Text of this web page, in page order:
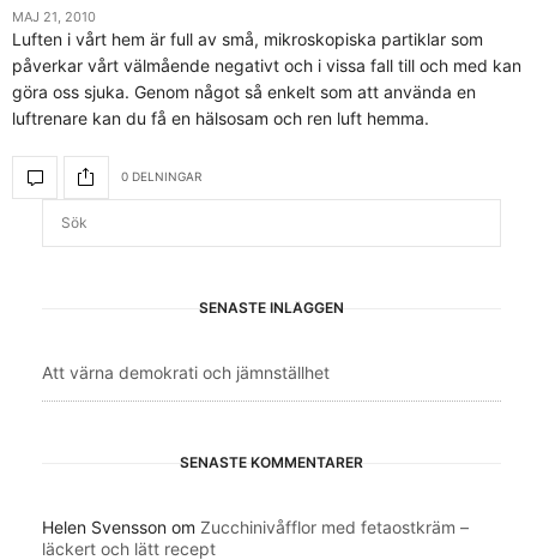
MAJ 21, 2010
Luften i vårt hem är full av små, mikroskopiska partiklar som
påverkar vårt välmående negativt och i vissa fall till och med kan
göra oss sjuka. Genom något så enkelt som att använda en
luftrenare kan du få en hälsosam och ren luft hemma.
0 DELNINGAR
SENASTE INLÄGGEN
Att värna demokrati och jämnställhet
SENASTE KOMMENTARER
Helen Svensson om Zucchinivåfflor med fetaostkräm –
läckert och lätt recept